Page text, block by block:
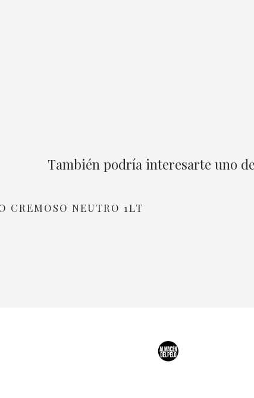
También podría interesarte uno
CREMOSO NEUTRO 1LT